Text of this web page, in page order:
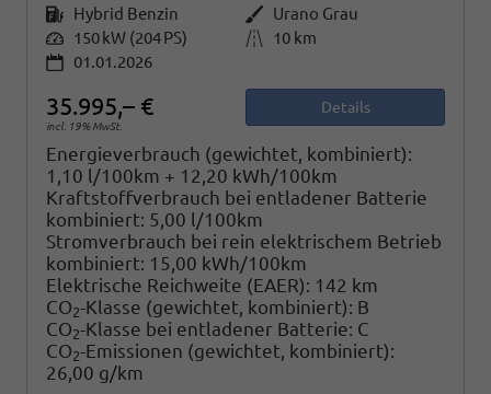
Kraftstoff Hybrid Benzin Außenfarbe Urano Grau
Leistung 150 kW (204 PS) Kilometerstand
10 km
01.01.2026
35.995,– €
incl. 19% MwSt.
Details
Energieverbrauch (gewichtet, kombiniert):
1,10 l/100km + 12,20 kWh/100km
Kraftstoffverbrauch bei entladener Batterie
kombiniert: 5,00 l/100km
Stromverbrauch bei rein elektrischem Betrieb
kombiniert: 15,00 kWh/100km
Elektrische Reichweite (EAER): 142 km
CO2-Klasse (gewichtet, kombiniert): B
CO2-Klasse bei entladener Batterie: C
CO2-Emissionen (gewichtet, kombiniert):
26,00 g/km